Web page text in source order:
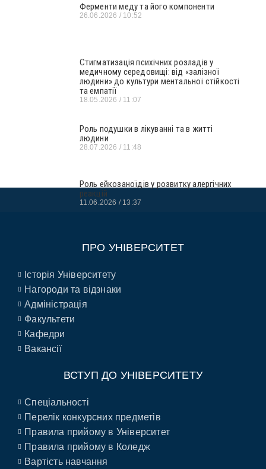
Ферменти меду та його компоненти
26.06.2026 10:52
Стигматизація психічних розладів у
медичному середовищі: від «залізної
людини» до культури ментальної стійкості
та емпатії
18.05.2026 11:07
Роль подушки в лікуванні та в житті
людини
28.07.2026 11:48
Роль ейкозаноїдів у розвитку алергічних
реакцій
11.06.2026 13:37
ПРО УНІВЕРСИТЕТ
Історія Університету
Нагороди та відзнаки
Адміністрація
Факультети
Кафедри
Вакансії
ВСТУП ДО УНІВЕРСИТЕТУ
Спеціальності
Перелік конкурсних предметів
Правила прийому в Університет
Правила прийому в Коледж
Вартість навчання